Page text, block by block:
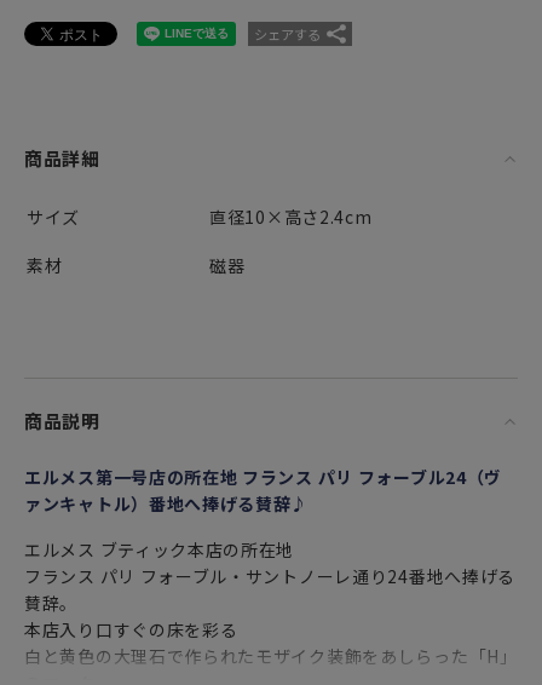
シェアする
商品詳細
サイズ
直径10×高さ2.4cm
素材
磁器
商品説明
エルメス第一号店の所在地 フランス パリ フォーブル24（ヴ
ァンキャトル）番地へ捧げる賛辞♪
エルメス ブティック本店の所在地
フランス パリ フォーブル・サントノーレ通り24番地へ捧げる
賛辞。
本店入り口すぐの床を彩る
白と黄色の大理石で作られたモザイク装飾をあしらった「H」